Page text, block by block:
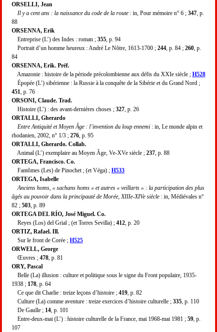
ORSELLI, Jean
Il y a cent ans : la naissance du code de la route : in, Pour mémoire n° 6 ; 347 , p.
88
ORSENNA, Erik
Entreprise (L’) des Indes : roman ; 355 , p. 94
Portrait d’un homme heureux : André Le Nôtre, 1613-1700 ; 244 , p. 84 ; 260 , p.
84
ORSENNA, Erik. Préf.
Amazonie : histoire de la période précolombienne aux défis du XXIe siècle ; H528
Épopée (L’) sibérienne : la Russie à la conquête de la Sibérie et du Grand Nord ;
451 , p. 76
ORSONI, Claude. Trad.
Histoire (L’) : des avant-dernières choses ; 327 , p. 26
ORTALLI, Gherardo
Entre Antiquité et Moyen Âge : l’invention du loup ennemi : in, Le monde alpin et
rhodanien, 2002, n° 1/3 ; 276 , p. 95
ORTALLI, Gherardo. Collab.
Animal (L’) exemplaire au Moyen Âge, Ve-XVe siècle ; 237 , p. 88
ORTEGA, Francisco. Co.
Fantômes (Les) de Pinochet ; (et Véga) ; H533
ORTEGA, Isabelle
Anciens homs, « sachans homs » et autres « veillarts » : la participation des plus
âgés au pouvoir dans la principauté de Morée, XIIIe-XIVe siècle : in, Médiévales n°
82 ; 503 , p. 89
ORTEGA DEL RÍO, José Miguel. Co.
Reyes (Los) del Grial ; (et Torres Sevilla) ; 412 , p. 20
ORTIZ, Rafael. Ill.
Sur le front de Corée ; H525
ORWELL, George
Œuvres ; 478 , p. 81
ORY, Pascal
Belle (La) illusion : culture et politique sous le signe du Front populaire, 1935-
1938 ; 178 , p. 64
Ce que dit Charlie : treize leçons d’histoire ; 419 , p. 82
Culture (La) comme aventure : treize exercices d’histoire culturelle ; 335 , p. 110
De Gaulle ; 14 , p. 101
Entre-deux-mai (L’) : histoire culturelle de la France, mai 1968-mai 1981 ; 59 , p.
107